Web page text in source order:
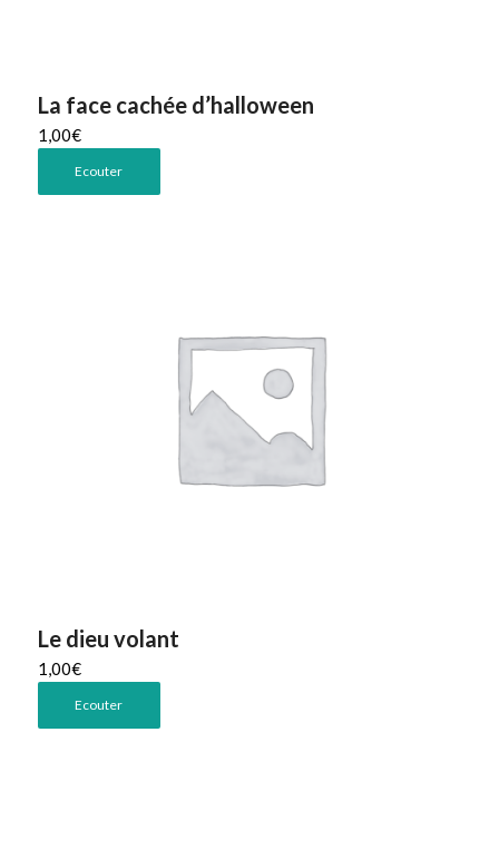
La face cachée d’halloween
1,00€
Ecouter
Le dieu volant
1,00€
Ecouter